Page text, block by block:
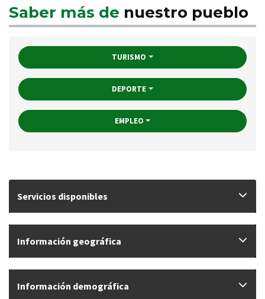
Saber más de nuestro pueblo
TURISMO
DEPORTE
EMPLEO
Servicios disponibles
Información geográfica
Información demográfica